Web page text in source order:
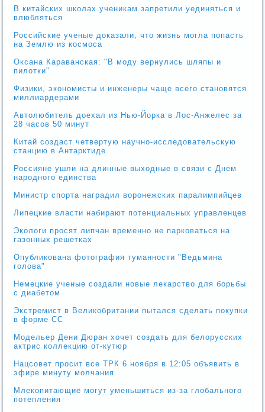
В китайских школах ученикам запретили уединяться и
влюбляться
Российские ученые доказали, что жизнь могла попасть
на Землю из космоса
Оксана Караванская: "В моду вернулись шляпы и
пилотки"
Физики, экономисты и инженеры чаще всего становятся
миллиардерами
Автолюбитель доехал из Нью-Йорка в Лос-Анжелес за
28 часов 50 минут
Китай создаст четвертую научно-исследовательскую
станцию в Антарктиде
Россияне ушли на длинные выходные в связи с Днем
народного единства
Министр спорта наградил воронежских паралимпийцев
Липецкие власти набирают потенциальных управленцев
Экологи просят липчан временно не парковаться на
газонных решетках
Опубликована фотография туманности "Ведьмина
голова"
Немецкие ученые создали новые лекарство для борьбы
с диабетом
Экстремист в Великобритании пытался сделать покупки
в форме СС
Модельер Дени Дюран хочет создать для белорусских
актрис коллекцию от-кутюр
Нацсовет просит все ТРК 6 ноября в 12:05 объявить в
эфире минуту молчания
Млекопитающие могут уменьшиться из-за глобального
потепления